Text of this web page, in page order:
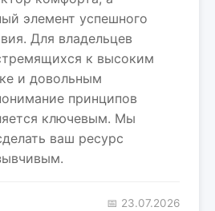
элемент успешного
Для владельцев
к высоким
и довольным
принципов
ключевым. Мы
ваш ресурс
📅 23.07.2026